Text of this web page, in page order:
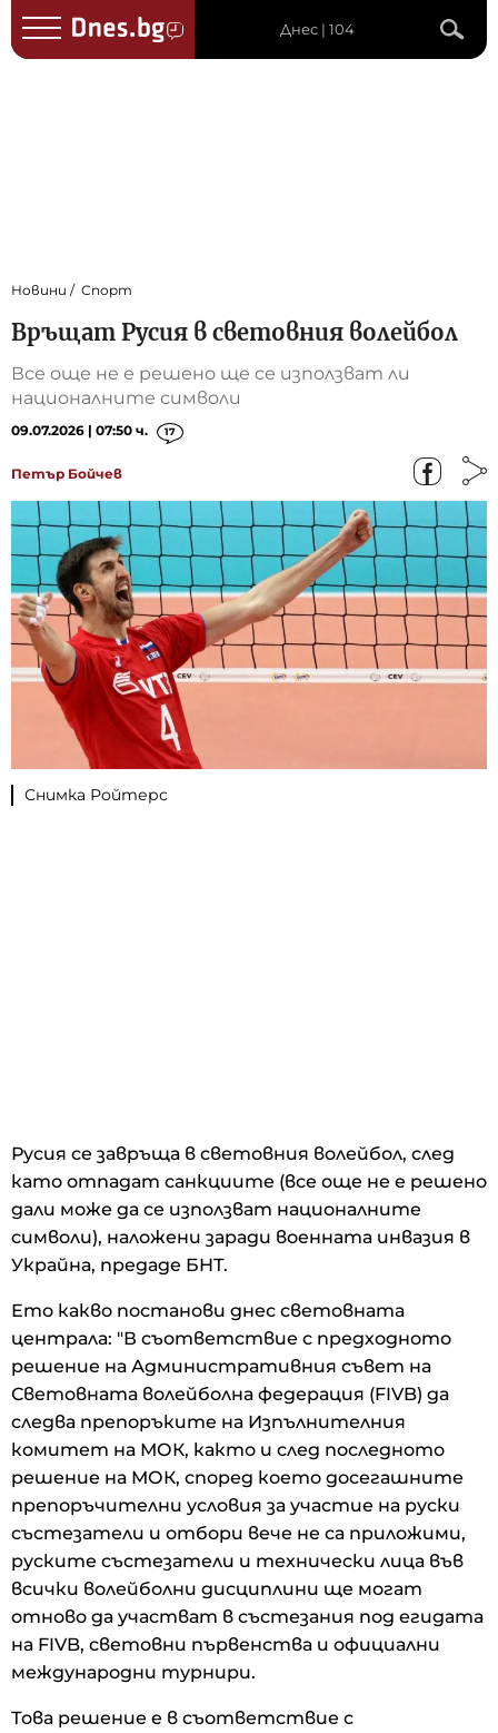
Днес | 104
Новини Спорт
Връщат Русия в световния волейбол
Все още не е решено ще се използват ли
националните символи
09.07.2026 | 07:50 ч. 17
Петър Бойчев
Снимка Ройтерс
Русия се завръща в световния волейбол, след
като отпадат санкциите (все още не е решено
дали може да се използват националните
символи), наложени заради военната инвазия в
Украйна, предаде БНТ.
Ето какво постанови днес световната
централа: "В съответствие с предходното
решение на Административния съвет на
Световната волейболна федерация (FIVB) да
следва препоръките на Изпълнителния
комитет на МОК, както и след последното
решение на МОК, според което досегашните
препоръчителни условия за участие на руски
състезатели и отбори вече не са приложими,
руските състезатели и технически лица във
всички волейболни дисциплини ще могат
отново да участват в състезания под егидата
на FIVB, световни първенства и официални
международни турнири.
Това решение е в съответствие с